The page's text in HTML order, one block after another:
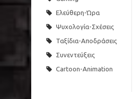
Ελεύθερη-Ώρα
Ψυχολογία-Σχέσεις
Ταξίδια-Αποδράσεις
Συνεντεύξεις
Cartoon-Animation